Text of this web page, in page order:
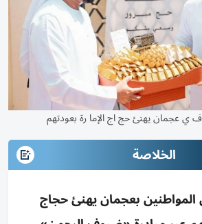
عجمان يهنئ حج اج الإما رة بعودتهم
الخلاصة
بعجمان يهنئ حجاج